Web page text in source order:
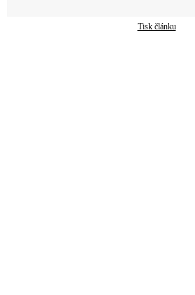
Tisk článku